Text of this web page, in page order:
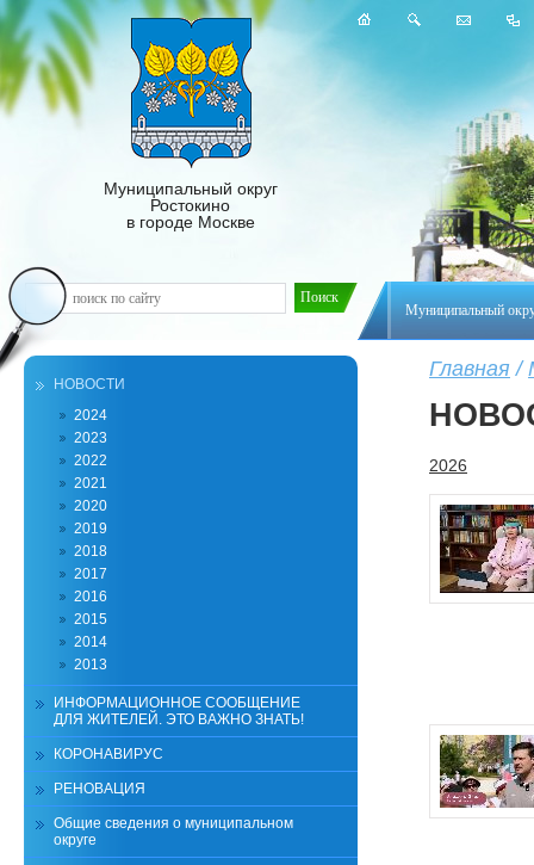
Муниципальный
Муниципальный округ
Ростокино
в городе Москве
Главная /
2026
НОВОСТИ
2024
2023
2022
2021
2020
2019
2018
2017
2016
2015
2014
2013
ИНФОРМАЦИОННОЕ СООБЩЕНИЕ
ДЛЯ ЖИТЕЛЕЙ. ЭТО ВАЖНО ЗНАТЬ!
КОРОНАВИРУС
РЕНОВАЦИЯ
Общие сведения о муниципальном
округе